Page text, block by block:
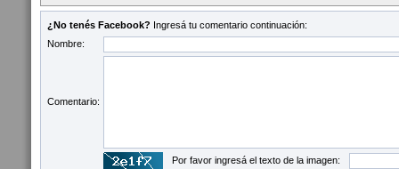
¿No tenés Facebook? Ingresá tu comentario continuación:
Nombre:
Comentario:
Por favor ingresá el texto de la imagen: